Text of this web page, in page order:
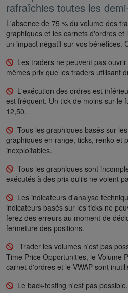
rafraîchies toutes les
L'absence de 75 % du volume des
graphiques et les carnets d'ordres
un impact négatif sur vos bénéfices.
Les traders ne peuvent pas
mêmes prix que les traders utilisant
L'exécution des ordres est
est fréquent. Un tick de moins sur le
12,50.
Tous les graphiques basés sur
graphiques en range, ticks, renko et
inexploitables.
Tous les graphiques sont
exécutés à des prix qu'ils ne voient
Les indicateurs d'analyse
indicateurs basés sur les ticks ne
ferez des erreurs au moment de
fermeture des positions.
Trader les volumes n'est pas
Time Price Opportunities, le Volume
carnet d'ordres et le VWAP sont
Le back-testing n'est pas